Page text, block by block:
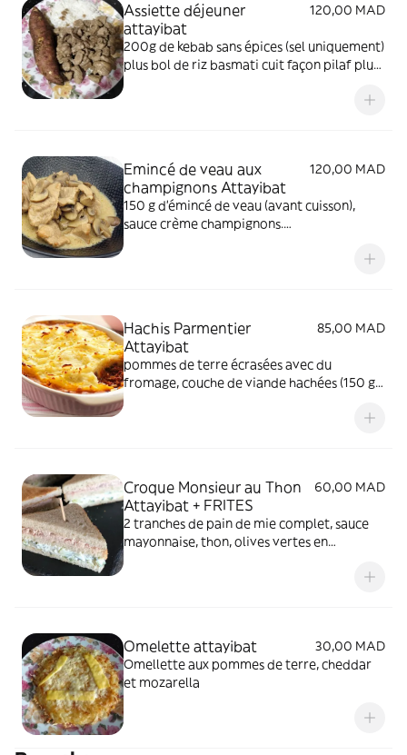
Assiette déjeuner
attayibat
120,00 MAD
200g de kebab sans épices (sel uniquement)
plus bol de riz basmati cuit façon pilaf plus
Emincé de veau aux
champignons Attayibat
120,00 MAD
150 g d'émincé de veau (avant cuisson),
sauce crème champignons.
Hachis Parmentier
Attayibat
85,00 MAD
pommes de terre écrasées avec du
fromage, couche de viande hachées (150 g)
mozarella. assaisonné au sel uniquement et
Croque Monsieur au Thon
Attayibat + FRITES
60,00 MAD
2 tranches de pain de mie complet, sauce
mayonnaise, thon, olives vertes en
niveau de la panineuse. Accompagnement
Omelette attayibat
30,00 MAD
Omellette aux pommes de terre, cheddar
et mozarella